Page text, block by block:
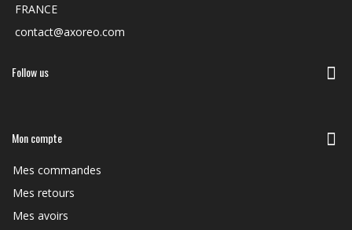
FRANCE
contact@axoreo.com
Follow us
Mon compte
Mes commandes
Mes retours
Mes avoirs